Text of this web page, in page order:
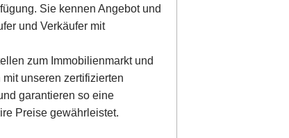
Sie kennen Angebot und
und Verkäufer mit
zum Immobilienmarkt und
unseren zertifizierten
garantieren so eine
Preise gewährleistet.